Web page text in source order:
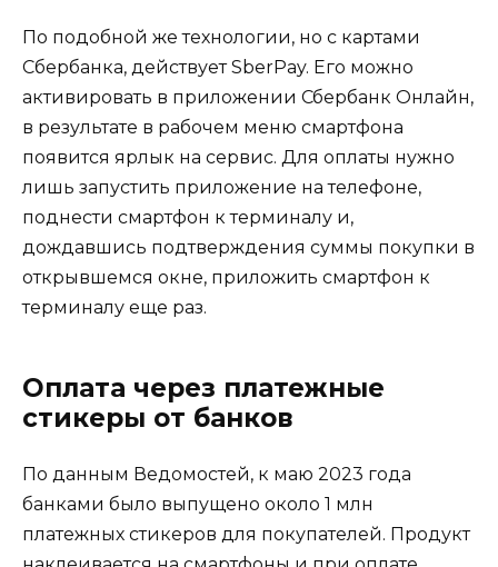
По подобной же технологии, но с картами
Cбербанка, действует SberPay. Его можно
активировать в приложении Сбербанк Онлайн,
в результате в рабочем меню смартфона
появится ярлык на сервис. Для оплаты нужно
лишь запустить приложение на телефоне,
поднести смартфон к терминалу и,
дождавшись подтверждения суммы покупки в
открывшемся окне, приложить смартфон к
терминалу еще раз.
Оплата через платежные
стикеры от банков
По данным Ведомостей, к маю 2023 года
банками было выпущено около 1 млн
платежных стикеров для покупателей. Продукт